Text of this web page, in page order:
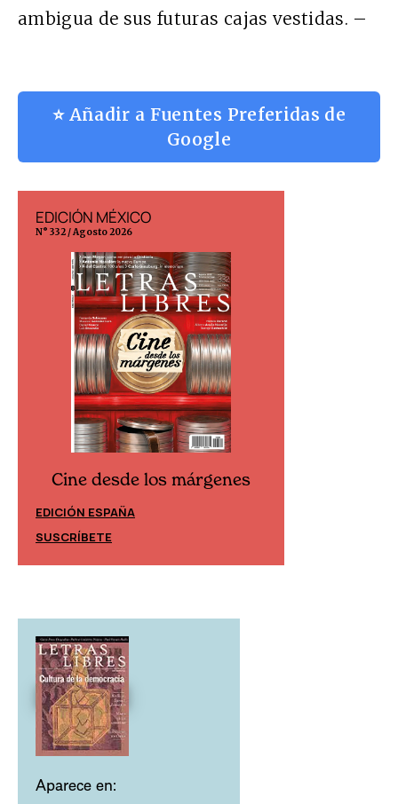
ambigua de sus futuras cajas vestidas. –
⭐ Añadir a Fuentes Preferidas de
Google
EDICIÓN MÉXICO
N° 332 / Agosto 2026
Cine desde los márgenes
EDICIÓN ESPAÑA
SUSCRÍBETE
Aparece en: